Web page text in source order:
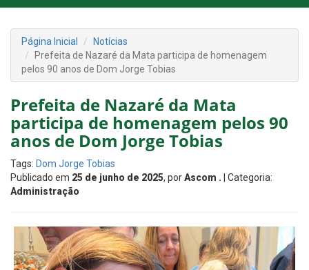
Página Inicial
Notícias
Prefeita de Nazaré da Mata participa de homenagem
pelos 90 anos de Dom Jorge Tobias
Prefeita de Nazaré da Mata
participa de homenagem pelos 90
anos de Dom Jorge Tobias
Tags: Dom Jorge Tobias
Publicado em 25 de junho de 2025, porAscom . | Categoria:
Administração